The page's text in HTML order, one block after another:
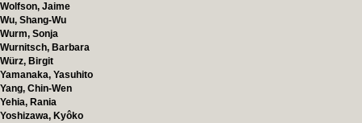
Wolfson, Jaime
Wu, Shang-Wu
Wurm, Sonja
Wurnitsch, Barbara
Würz, Birgit
Yamanaka, Yasuhito
Yang, Chin-Wen
Yehia, Rania
Yoshizawa, Kyôko